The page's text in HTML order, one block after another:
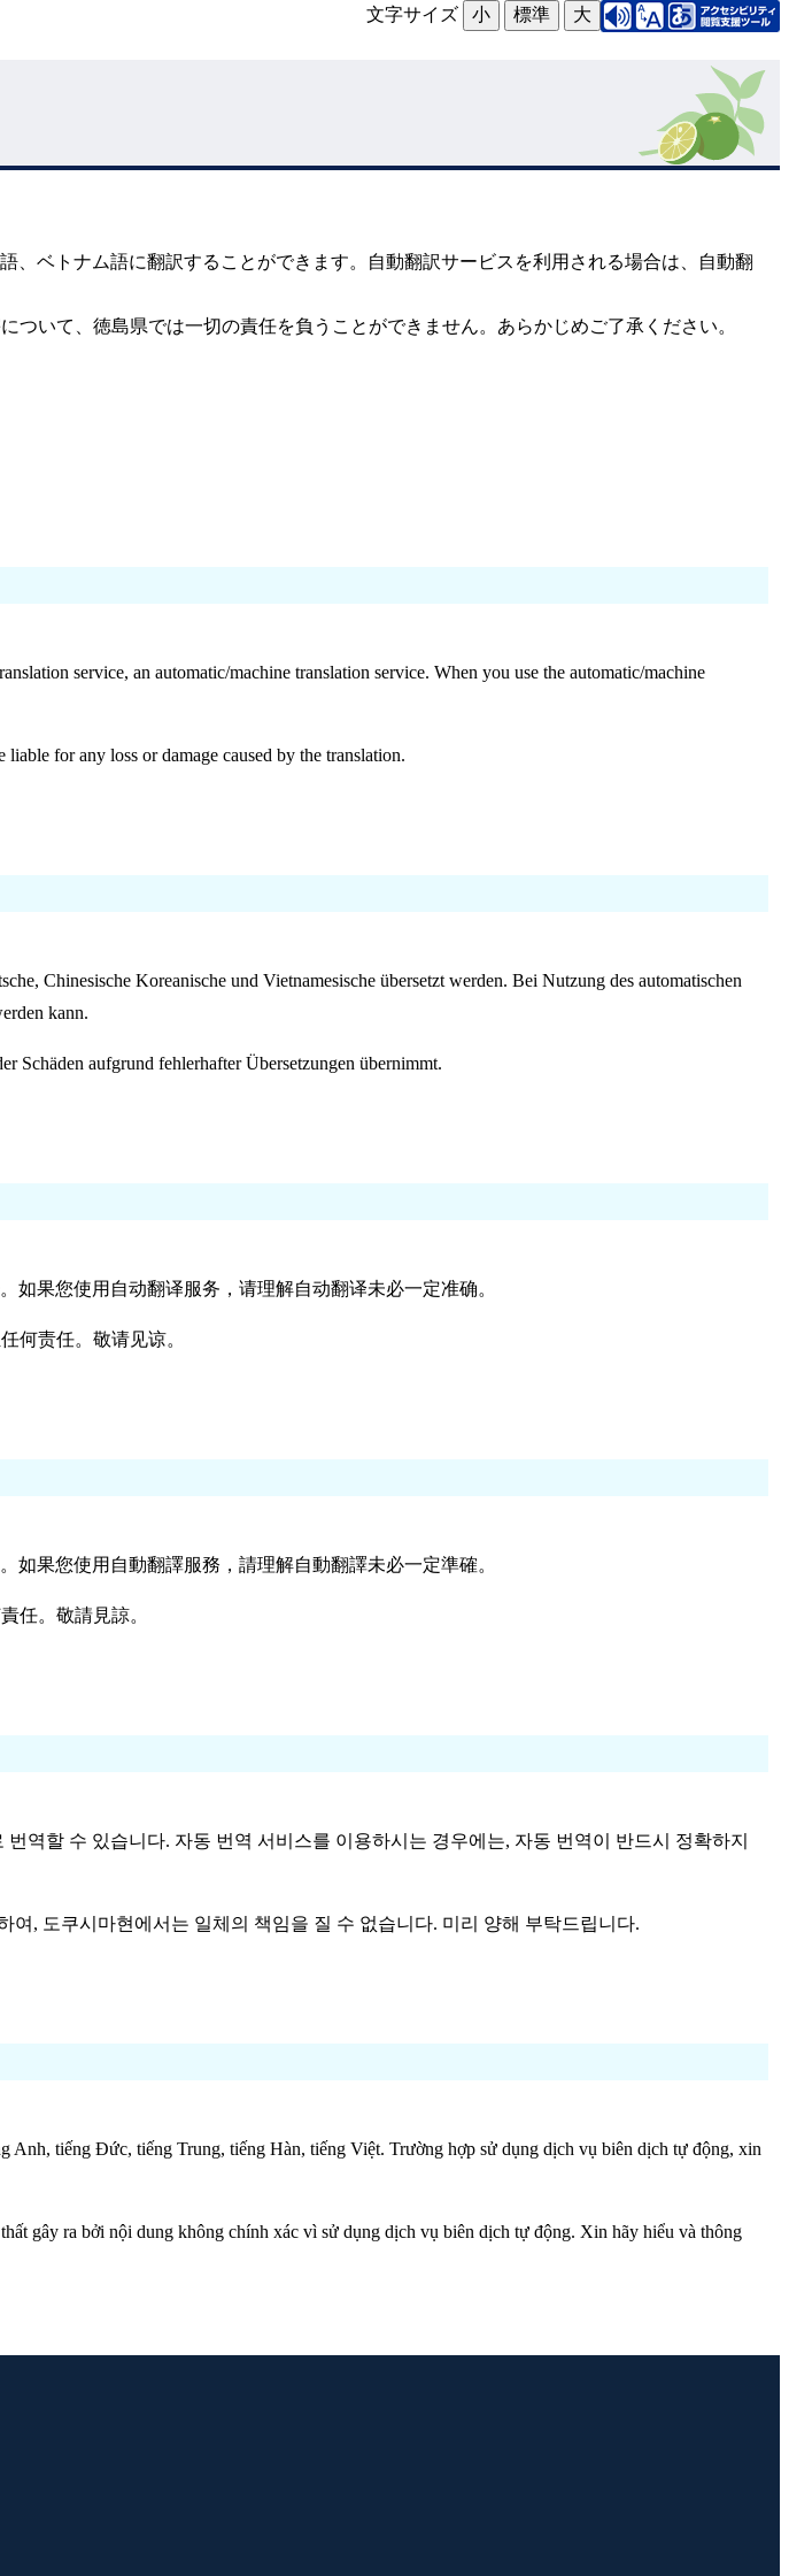
文字サイズ 小 標準 大
、ベトナム語に翻訳することができます。自動翻訳サービスを利用される場合は、自動翻
いて、徳島県では一切の責任を負うことができません。あらかじめご了承ください。
service, an automatic/machine translation service. When you use the automatic/machine
for any loss or damage caused by the translation.
Chinesische Koreanische und Vietnamesische übersetzt werden. Bei Nutzung des automatischen
kann.
Schäden aufgrund fehlerhafter Übersetzungen übernimmt.
果您使用自动翻译服务，请理解自动翻译未必一定准确。
何责任。敬请见谅。
果您使用自動翻譯服務，請理解自動翻譯未必一定準確。
任。敬請見諒。
역할 수 있습니다. 자동 번역 서비스를 이용하시는 경우에는, 자동 번역이 반드시 정확하지
, 도쿠시마현에서는 일체의 책임을 질 수 없습니다. 미리 양해 부탁드립니다.
Anh, tiếng Đức, tiếng Trung, tiếng Hàn, tiếng Việt. Trường hợp sử dụng dịch vụ biên dịch tự động, xin
gây ra bởi nội dung không chính xác vì sử dụng dịch vụ biên dịch tự động. Xin hãy hiểu và thông